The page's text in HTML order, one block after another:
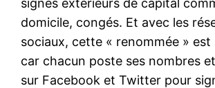
signes extérieurs de capital
domicile, congés. Et avec les
sociaux, cette « renommée » est
car chacun poste ses nombres
sur Facebook et Twitter pour